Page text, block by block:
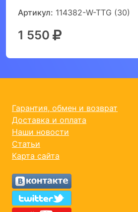
Артикул: 114382-W-TTG (30)
1 550
Гарантия, обмен и возврат
Доставка и оплата
Наши новости
Статьи
Карта сайта